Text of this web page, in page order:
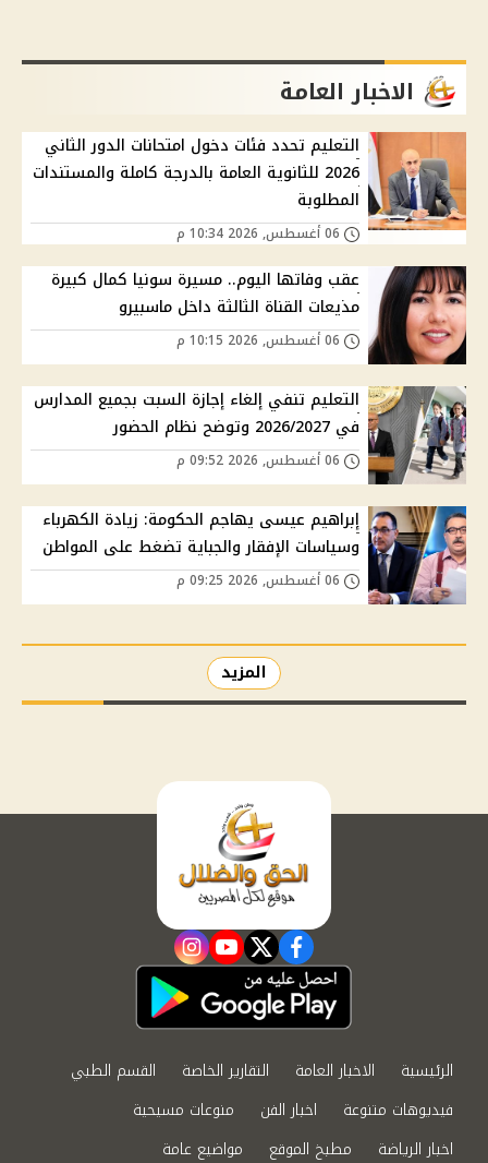
الاخبار العامة
التعليم تحدد فئات دخول امتحانات الدور الثاني
2026 للثانوية العامة بالدرجة كاملة والمستندات
المطلوبة
عقب وفاتها اليوم.. مسيرة سونيا كمال كبيرة
مذيعات القناة الثالثة داخل ماسبيرو
التعليم تنفي إلغاء إجازة السبت بجميع المدارس
في 2026/2027 وتوضح نظام الحضور
إبراهيم عيسى يهاجم الحكومة: زيادة الكهرباء
وسياسات الإفقار والجباية تضغط على المواطن
المزيد
facebook
twitter
youtube
instagram
الرئيسية الاخبار العامة التقارير الخاصة
القسم الطبي
فيديوهات متنوعة
اخبار الفن
منوعات مسيحية
اخبار الرياضة
مطبخ الموقع مواضيع عامة